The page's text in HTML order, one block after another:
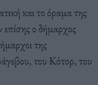
και το όραμα της
ο δήμαρχος
της
του Κότορ, του